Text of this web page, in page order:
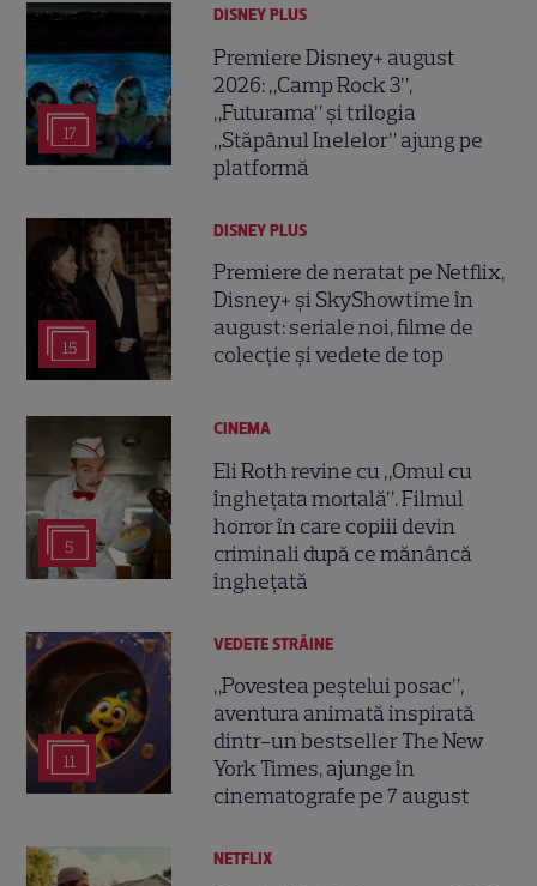
17
DISNEY PLUS
Premiere Disney+ august
2026: „Camp Rock 3”,
„Futurama” și trilogia
„Stăpânul Inelelor” ajung pe
platformă
15
DISNEY PLUS
Premiere de neratat pe Netflix,
Disney+ și SkyShowtime în
august: seriale noi, filme de
colecție și vedete de top
5
CINEMA
Eli Roth revine cu „Omul cu
înghețata mortală”. Filmul
horror în care copiii devin
criminali după ce mănâncă
înghețată
11
VEDETE STRĂINE
„Povestea peștelui posac”,
aventura animată inspirată
dintr-un bestseller The New
York Times, ajunge în
cinematografe pe 7 august
NETFLIX